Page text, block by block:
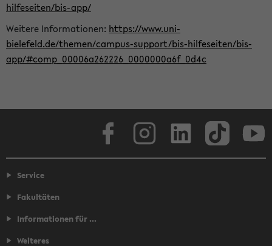
hilfeseiten/bis-app/
Weitere Informationen: https://www.uni-
bielefeld.de/themen/campus-support/bis-hilfeseiten/bis-
app/#comp_00006a262226_0000000a6f_0d4c
Service
Fakultäten
Informationen für ...
Weiteres